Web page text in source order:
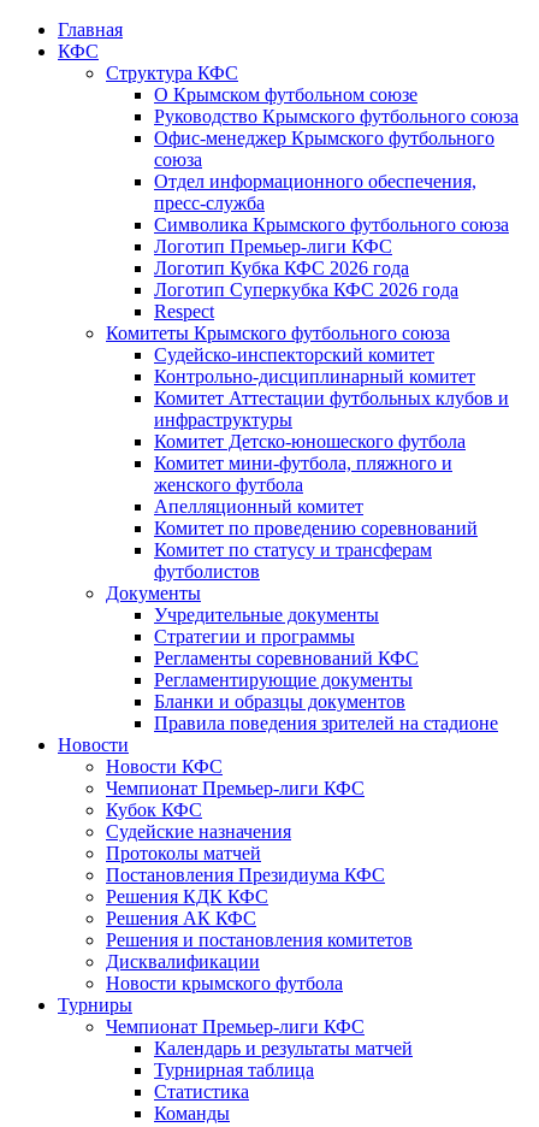
Главная
КФС
Структура КФС
О Крымском футбольном союзе
Руководство Крымского футбольного союза
Офис-менеджер Крымского футбольного
союза
Отдел информационного обеспечения,
пресс-служба
Символика Крымского футбольного союза
Логотип Премьер-лиги КФС
Логотип Кубка КФС 2026 года
Логотип Суперкубка КФС 2026 года
Respect
Комитеты Крымского футбольного союза
Судейско-инспекторский комитет
Контрольно-дисциплинарный комитет
Комитет Аттестации футбольных клубов и
инфраструктуры
Комитет Детско-юношеского футбола
Комитет мини-футбола, пляжного и
женского футбола
Апелляционный комитет
Комитет по проведению соревнований
Комитет по статусу и трансферам
футболистов
Документы
Учредительные документы
Стратегии и программы
Регламенты соревнований КФС
Регламентирующие документы
Бланки и образцы документов
Правила поведения зрителей на стадионе
Новости
Новости КФС
Чемпионат Премьер-лиги КФС
Кубок КФС
Судейские назначения
Протоколы матчей
Постановления Президиума КФС
Решения КДК КФС
Решения АК КФС
Решения и постановления комитетов
Дисквалификации
Новости крымского футбола
Турниры
Чемпионат Премьер-лиги КФС
Календарь и результаты матчей
Турнирная таблица
Статистика
Команды